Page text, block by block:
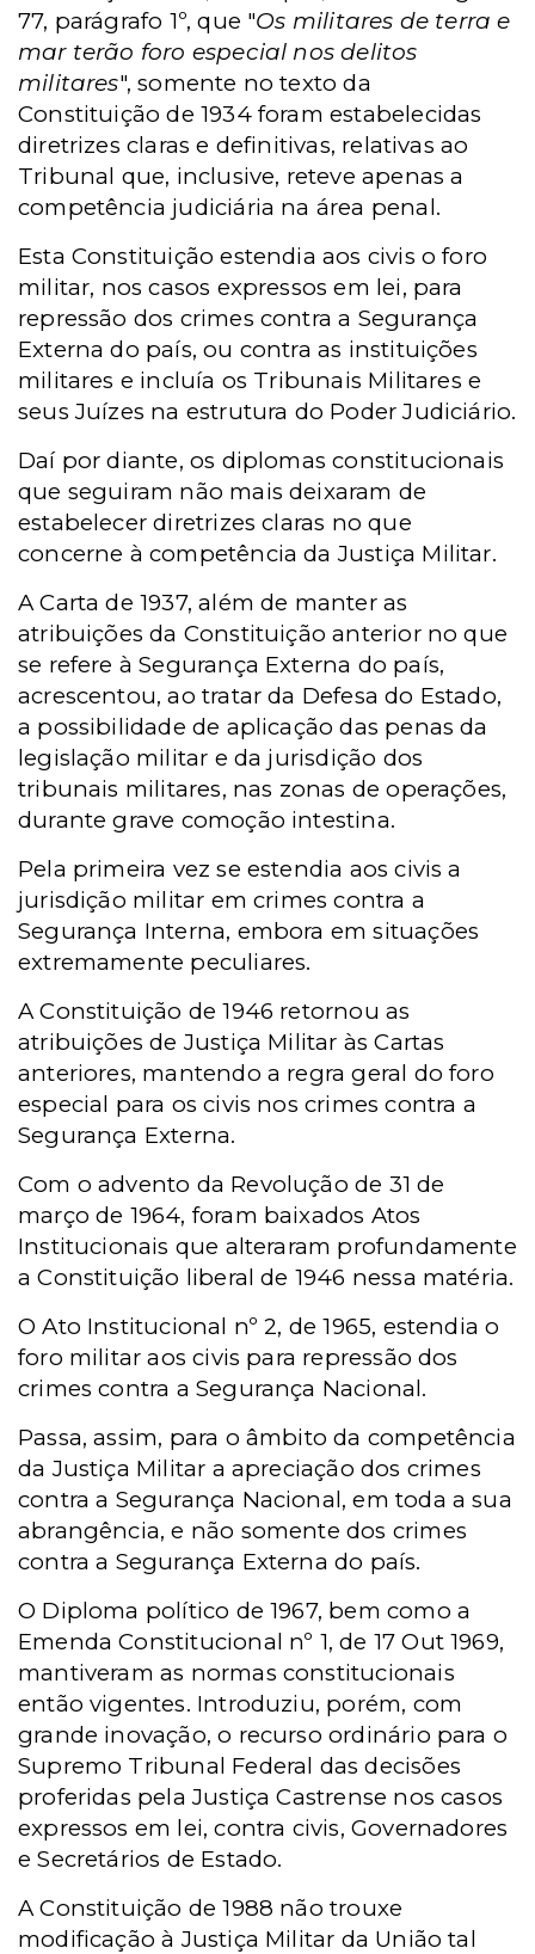
77, parágrafo 1º, que "Os militares de terra e
mar terão foro especial nos delitos
militares", somente no texto da
Constituição de 1934 foram estabelecidas
diretrizes claras e definitivas, relativas ao
Tribunal que, inclusive, reteve apenas a
competência judiciária na área penal.
Esta Constituição estendia aos civis o foro
militar, nos casos expressos em lei, para
repressão dos crimes contra a Segurança
Externa do país, ou contra as instituições
militares e incluía os Tribunais Militares e
seus Juízes na estrutura do Poder Judiciário.
Daí por diante, os diplomas constitucionais
que seguiram não mais deixaram de
estabelecer diretrizes claras no que
concerne à competência da Justiça Militar.
A Carta de 1937, além de manter as
atribuições da Constituição anterior no que
se refere à Segurança Externa do país,
acrescentou, ao tratar da Defesa do Estado,
a possibilidade de aplicação das penas da
legislação militar e da jurisdição dos
tribunais militares, nas zonas de operações,
durante grave comoção intestina.
Pela primeira vez se estendia aos civis a
jurisdição militar em crimes contra a
Segurança Interna, embora em situações
extremamente peculiares.
A Constituição de 1946 retornou as
atribuições de Justiça Militar às Cartas
anteriores, mantendo a regra geral do foro
especial para os civis nos crimes contra a
Segurança Externa.
Com o advento da Revolução de 31 de
março de 1964, foram baixados Atos
Institucionais que alteraram profundamente
a Constituição liberal de 1946 nessa matéria.
O Ato Institucional nº 2, de 1965, estendia o
foro militar aos civis para repressão dos
crimes contra a Segurança Nacional.
Passa, assim, para o âmbito da competência
da Justiça Militar a apreciação dos crimes
contra a Segurança Nacional, em toda a sua
abrangência, e não somente dos crimes
contra a Segurança Externa do país.
O Diploma político de 1967, bem como a
Emenda Constitucional nº 1, de 17 Out 1969,
mantiveram as normas constitucionais
então vigentes. Introduziu, porém, com
grande inovação, o recurso ordinário para o
Supremo Tribunal Federal das decisões
proferidas pela Justiça Castrense nos casos
expressos em lei, contra civis, Governadores
e Secretários de Estado.
A Constituição de 1988 não trouxe
modificação à Justiça Militar da União tal